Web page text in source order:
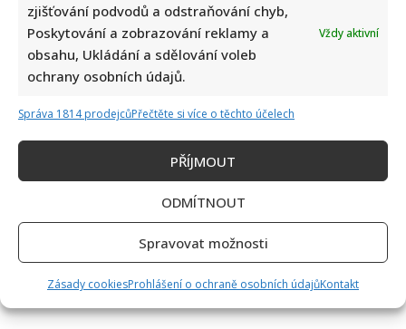
zjišťování podvodů a odstraňování chyb,
Poskytování a zobrazování reklamy a
obsahu, Ukládání a sdělování voleb
ochrany osobních údajů.
Vždy aktivní
Správa 1814 prodejcůPřečtěte si více o těchto účelech
PŘÍJMOUT
ODMÍTNOUT
Spravovat možnosti
Zásady cookiesProhlášení o ochraně osobních údajůKontakt